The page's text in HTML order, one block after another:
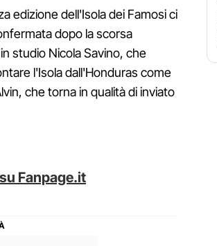
edizione dell'Isola dei Famosi ci
dopo la scorsa
studio Nicola Savino, che
l'Isola dall'Honduras come
che torna in qualità di inviato
Fanpage.it